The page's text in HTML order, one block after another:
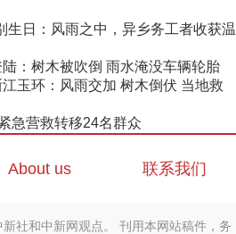
生日：风雨之中，异乡务工者收获温
陆：树木被吹倒 雨水淹没车辆轮胎
玉环：风雨交加 树木倒伏 当地救
急营救转移24名群众
About us 联系我们
社和中新网观点。 刊用本网站稿件，务